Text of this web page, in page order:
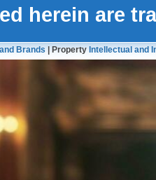
herein are
Brands| PropertyIntellectual and